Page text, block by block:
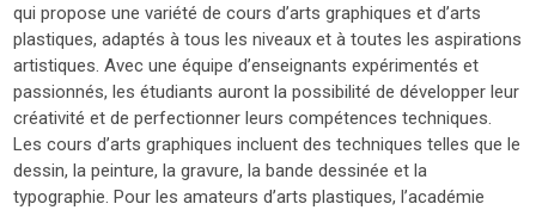
qui propose une variété de cours d’arts graphiques et d’arts
plastiques, adaptés à tous les niveaux et à toutes les aspirations
artistiques. Avec une équipe d’enseignants expérimentés et
passionnés, les étudiants auront la possibilité de développer leur
créativité et de perfectionner leurs compétences techniques.
Les cours d’arts graphiques incluent des techniques telles que le
dessin, la peinture, la gravure, la bande dessinée et la
typographie. Pour les amateurs d’arts plastiques, l’académie